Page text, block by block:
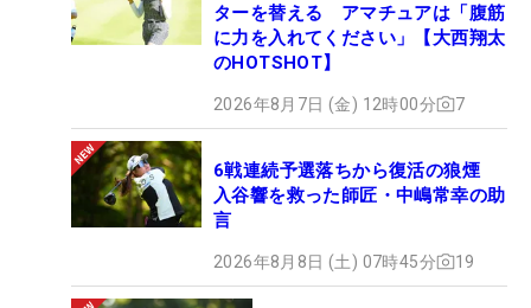
ターを替える アマチュアは「腹筋
に力を入れてください」【大西翔太
のHOTSHOT】
2026年8月7日 (金) 12時00分 7
6戦連続予選落ちから復活の狼煙
入谷響を救った師匠・中嶋常幸の助
言
2026年8月8日 (土) 07時45分 19